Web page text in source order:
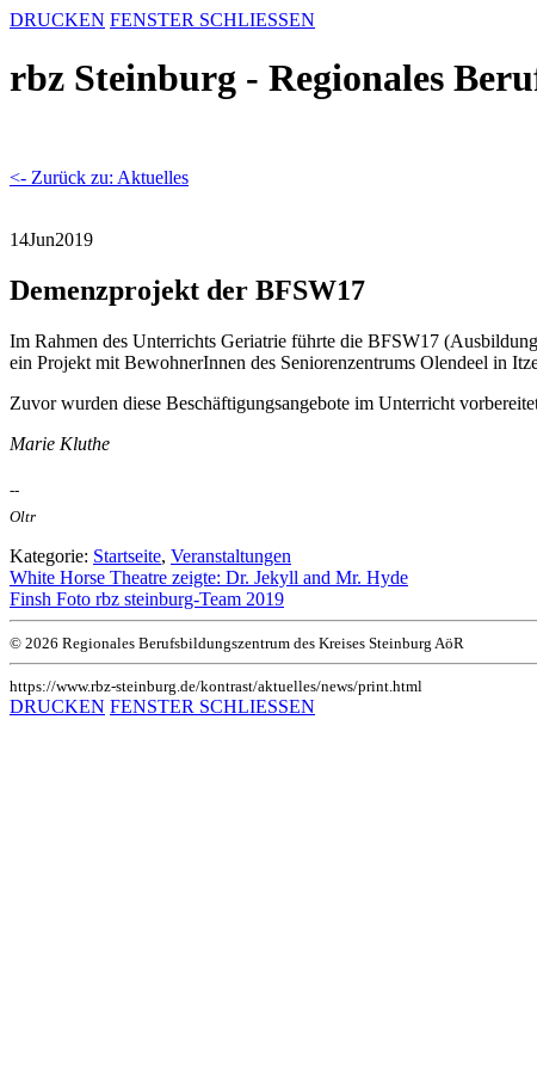
DRUCKEN FENSTER SCHLIESSEN
rbz Steinburg - Regionales
<- Zurück zu: Aktuelles
14Jun2019
Demenzprojekt der BFSW17
Im Rahmen des Unterrichts Geriatrie führte die BFSW17
ein Projekt mit BewohnerInnen des Seniorenzentrums Olendeel in
Zuvor wurden diese Beschäftigungsangebote im Unterricht
Marie Kluthe
--
Oltr
Kategorie: Startseite, Veranstaltungen
White Horse Theatre zeigte: Dr. Jekyll and Mr. Hyde
Finsh Foto rbz steinburg-Team 2019
© 2026 Regionales Berufsbildungszentrum des Kreises Steinburg AöR
https://www.rbz-steinburg.de/kontrast/aktuelles/news/print.html
DRUCKEN FENSTER SCHLIESSEN